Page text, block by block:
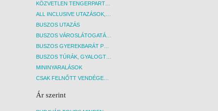
KÖZVETLEN TENGERPARTI SZÁLLÁSOK
ALL INCLUSIVE UTAZÁSOK, NYARALÁSOK
BUSZOS UTAZÁS
BUSZOS VÁROSLÁTOGATÁSOK
BUSZOS GYEREKBARÁT PROGRAMOK
BUSZOS TÚRÁK, GYALOGTÚRÁK
MININYARALÁSOK
CSAK FELNŐTT VENDÉGEKET FOGADÓ SZÁLLÁSOK
Ár szerint